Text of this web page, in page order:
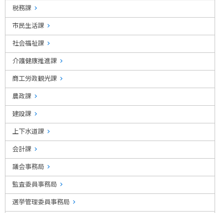
税務課
市民生活課
社会福祉課
介護健康推進課
商工労政観光課
農政課
建設課
上下水道課
会計課
議会事務局
監査委員事務局
選挙管理委員事務局